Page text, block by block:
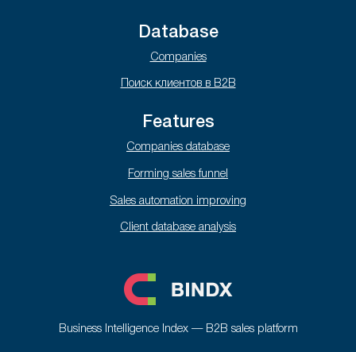
Database
Companies
Поиск клиентов в B2B
Features
Companies database
Forming sales funnel
Sales automation improving
Client database analysis
Business Intelligence Index — B2B sales platform